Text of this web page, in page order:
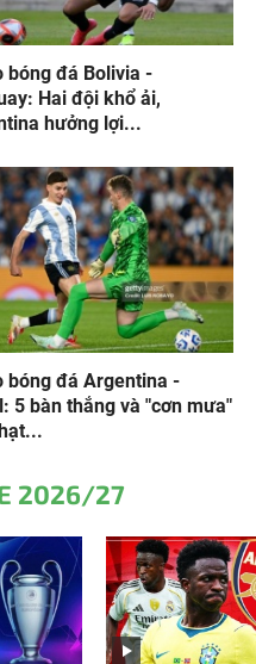
bóng đá Bolivia -
Hai đội khổ ải,
hưởng lợi...
bóng đá Argentina -
5 bàn thắng và "cơn mưa"
2026/27